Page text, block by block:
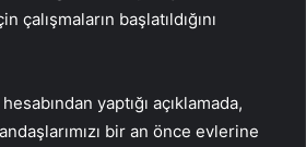
çalışmaların başlatıldığını
yaptığı açıklamada,
bir an önce evlerine